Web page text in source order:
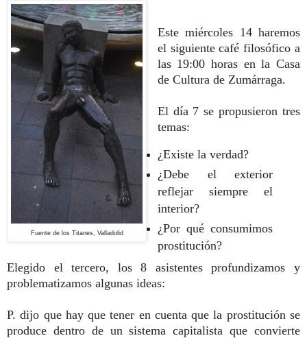
Fuente de los Titanes, Valladolid
Este miércoles 14 haremos
el siguiente café filosófico a
las 19:00 horas en la Casa
de Cultura de Zumárraga.
El día 7 se propusieron tres
temas:
¿Existe la verdad?
¿Debe el exterior
reflejar siempre el
interior?
¿Por qué consumimos
prostitución?
Elegido el tercero, los 8 asistentes profundizamos y
problematizamos algunas ideas:
P. dijo que hay que tener en cuenta que la prostitución se
produce dentro de un sistema capitalista que convierte